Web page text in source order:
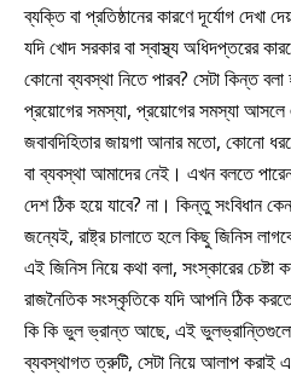
ব্যক্তি বা প্রতিষ্ঠানের কারণে দূর্যোগ
যদি খোদ সরকার বা স্বাস্থ্য অধিদপ্তরের
কোনো ব্যবস্থা নিতে পারব? সেটা কিন্ত
প্রয়োগের সমস্যা, প্রয়োগের সমস্যা আসলে
জবাবদিহিতার জায়গা আনার মতো, কোনো
বা ব্যবস্থা আমাদের নেই। এখন বলতে
দেশ ঠিক হয়ে যাবে? না। কিন্তু সংবিধান
জন্যেই, রাষ্ট্র চালাতে হলে কিছু জিনিস
এই জিনিস নিয়ে কথা বলা, সংস্কারের
রাজনৈতিক সংস্কৃতিকে যদি আপনি ঠিক
কি কি ভুল ভ্রান্ত আছে, এই
ব্যবস্থাগত ত্রুটি, সেটা নিয়ে আলাপ